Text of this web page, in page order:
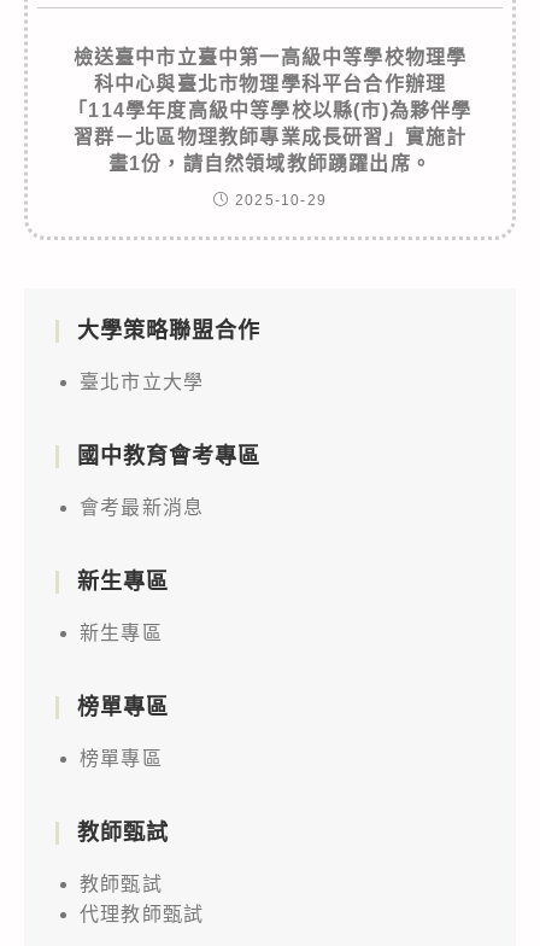
檢送臺中市立臺中第一高級中等學校物理學
科中心與臺北市物理學科平台合作辦理
「114學年度高級中等學校以縣(市)為夥伴學
習群－北區物理教師專業成長研習」實施計
畫1份，請自然領域教師踴躍出席。
2025-10-29
大學策略聯盟合作
臺北市立大學
國中教育會考專區
會考最新消息
新生專區
新生專區
榜單專區
榜單專區
教師甄試
教師甄試
代理教師甄試